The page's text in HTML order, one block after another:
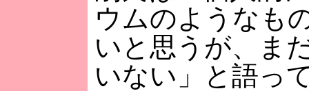
ウムのようなも
いと思うが、ま
いない」と語っ